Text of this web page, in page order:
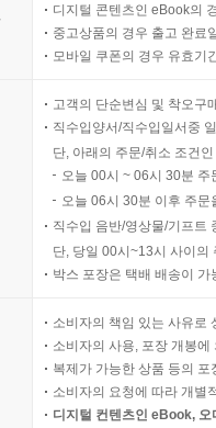
디지털 콘텐츠인 eBook의
중고상품의 경우 출고 완료
모바일 쿠폰의 경우 유효기
고객의 단순변심 및 착오구
직수입양서/직수입일서중
단, 아래의 주문/취소 조건
오늘 00시 ~ 06시 30분
오늘 06시 30분 이후 주
직수입 음반/영상물/기프트
단, 당일 00시~13시 사이의
박스 포장은 택배 배송이
소비자의 책임 있는 사유로
소비자의 사용, 포장 개봉
복제가 가능한 상품 등의
소비자의 요청에 따라 개별
디지털 컨텐츠인 eBook,